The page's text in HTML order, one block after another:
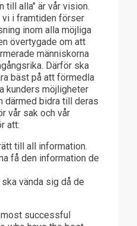
till alla" är vår vision.
i framtiden förser
inom alla möjliga
övertygade om att
människorna
Därför ska
bäst på att förmedla
kunders möjligheter
därmed bidra till deras
vår sak och vår
att:
till all information.
få den information de
vända sig då de
most successful